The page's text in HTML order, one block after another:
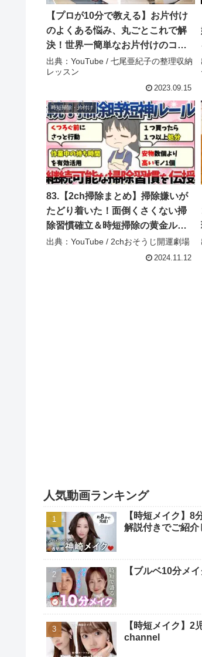
【プロが10分で教える】お片付け
のよくある悩み、丸ごとこれで解
決！世界一簡単なお片付けのコツ5
箇条を分かりやすく解説します –
七尾亜紀子の整理収納レッスン
出典：YouTube / 七尾亜紀子の整理収納
レッスン
2023.09.15
時短掃除・片付け
83.【2ch掃除まとめ】掃除嫌いが
たどり着いた！面倒くさくない掃
除習慣確立＆時短掃除の黄金ルー
ル【有益】【ゆっくり】片付け断
捨離ガルちゃん – 2chおそうじ開運
出典：YouTube / 2chおそうじ開運劇場
2024.11.12
人気動画ランキング
【時短メイク】8
解説付きでご紹
【ブルベ10分メ
【時短メイク】2
channel